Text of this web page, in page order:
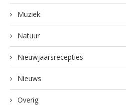
Muziek
Natuur
Nieuwjaarsrecepties
Nieuws
Overig